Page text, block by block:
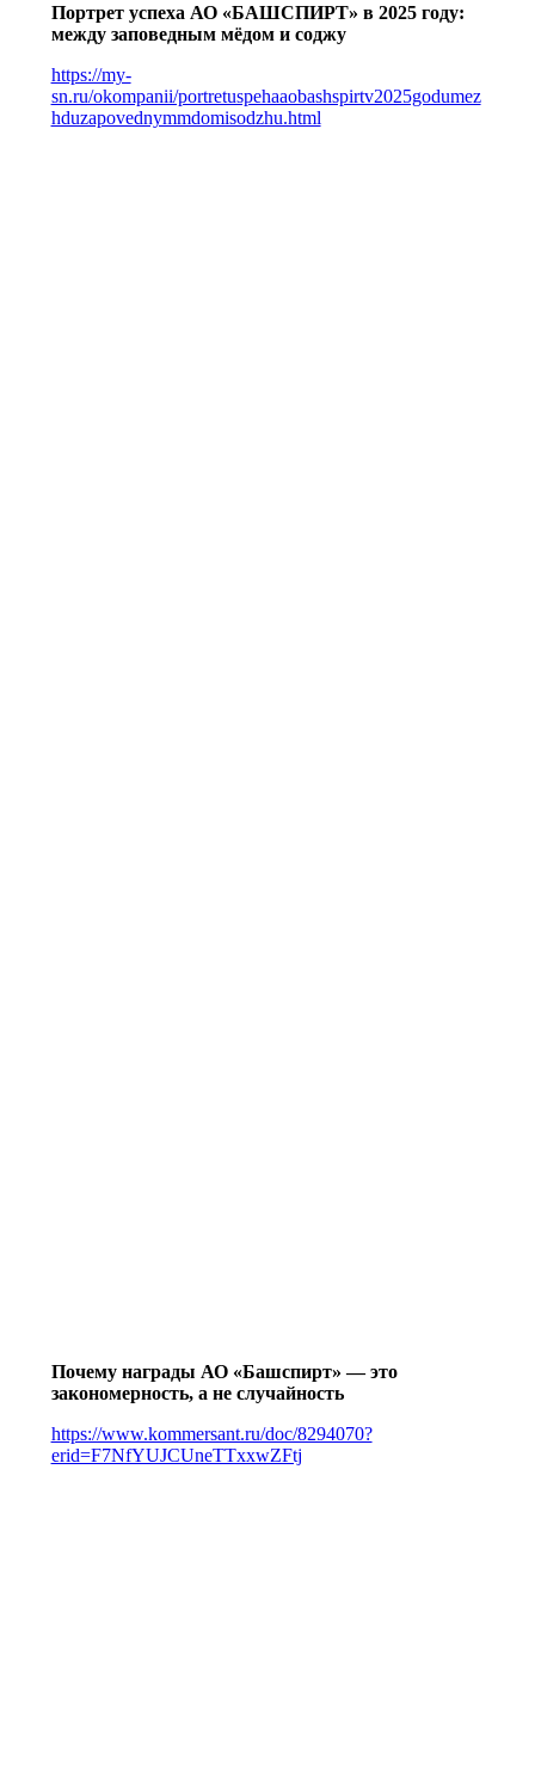
Портрет успеха АО «БАШСПИРТ» в 2025 году:
между заповедным мёдом и соджу
https://my-
sn.ru/okompanii/portretuspehaaobashspirtv2025godumez
hduzapovednymmdomisodzhu.html
Почему награды АО «Башспирт» — это
закономерность, а не случайность
https://www.kommersant.ru/doc/8294070?
erid=F7NfYUJCUneTTxxwZFtj